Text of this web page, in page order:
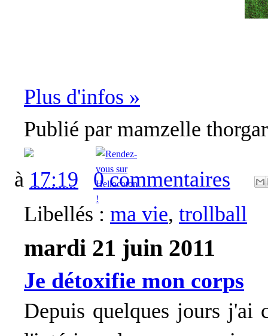
Plus d'infos »
Publié par mamzelle
à 17:19
0 commentaires
Libellés : ma vie, trollball
mardi 21 juin 2011
Je détoxifie mon corps
Depuis quelques jours j'ai